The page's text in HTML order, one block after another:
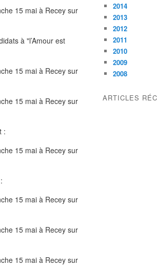
à "l’Amour est
:
2014
2013
2012
2011
2010
2009
2008
ARTICLES